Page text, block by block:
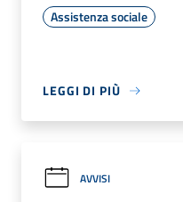
Assistenza sociale
LEGGI DI PIÙ
AVVISI